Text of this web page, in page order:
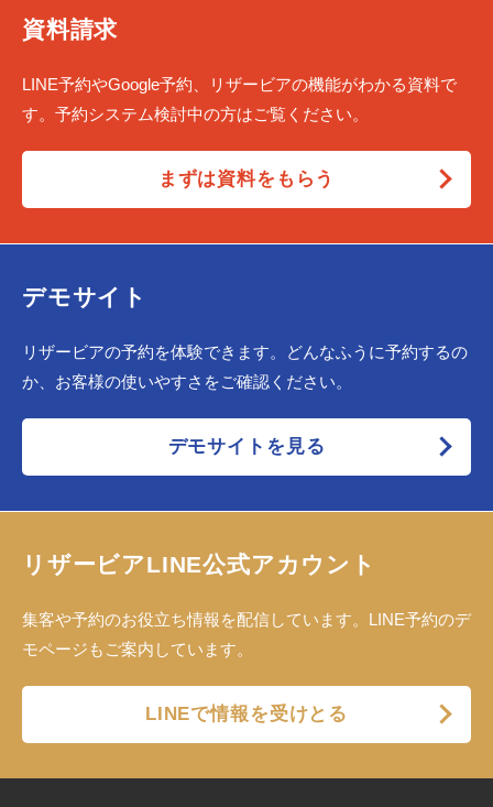
資料請求
LINE予約やGoogle予約、リザービアの機能がわかる資料で
す。予約システム検討中の方はご覧ください。
まずは資料をもらう
デモサイト
リザービアの予約を体験できます。どんなふうに予約するの
か、お客様の使いやすさをご確認ください。
デモサイトを見る
リザービアLINE公式アカウント
集客や予約のお役立ち情報を配信しています。LINE予約のデ
モページもご案内しています。
LINEで情報を受けとる